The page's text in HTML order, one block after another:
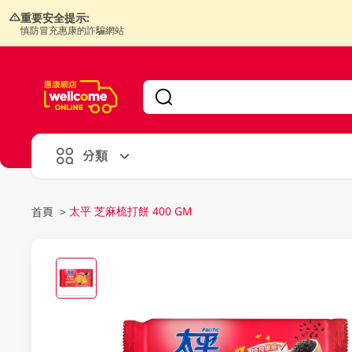
重要安全提示:
慎防冒充惠康的詐騙網站
分類
首頁 > 太平 芝麻梳打餅 400 GM